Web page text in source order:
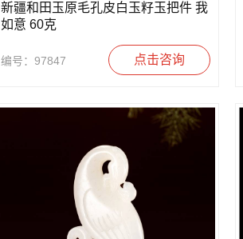
新疆和田玉原毛孔皮白玉籽玉把件 我
如意 60克
编号：97847 点击咨询